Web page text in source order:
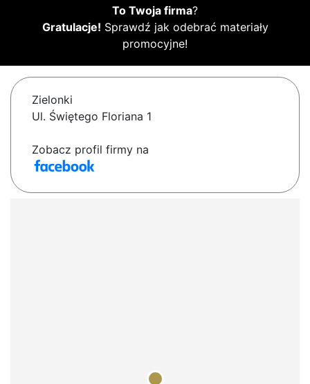
To Twoja firma?
Gratulacje! Sprawdź jak odebrać materiały
promocyjne!
Zielonki
Ul. Świętego Floriana 1
Zobacz profil firmy na